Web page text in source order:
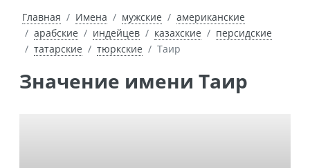
Главная Имена мужские
американские
арабские
индейцев казахские
персидские
татарские
тюркские Таир
Значение имени Таир